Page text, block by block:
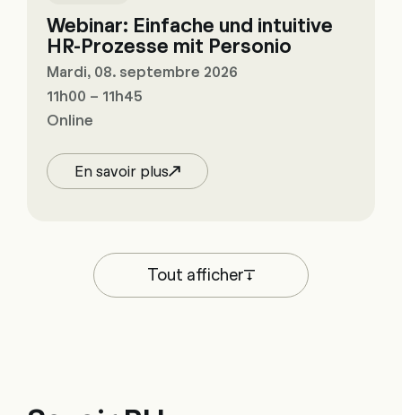
Webinar: Einfache und intuitive
HR-Prozesse mit Personio
Mardi, 08. septembre 2026
11h00 – 11h45
Online
En savoir plus
Tout afficher